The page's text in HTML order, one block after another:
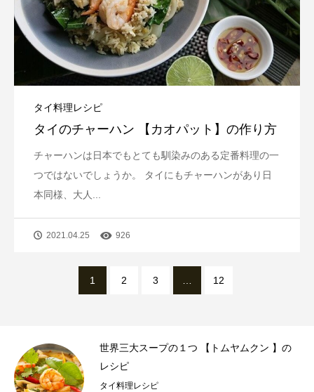
タイ料理レシピ
タイのチャーハン 【カオパット】の作り方
チャーハンは日本でもとても馴染みのある定番料理の一
つではないでしょうか。 タイにもチャーハンがあり日
本同様、大人...
2021.04.25 926
1 2 3 12
世界三大スープの１つ 【トムヤムクン 】の
レシピ
タイ料理レシピ